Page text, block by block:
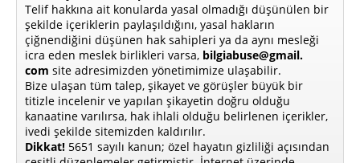
Telif hakkına ait konularda yasal olmadığı düşünülen bir
şekilde içeriklerin paylaşıldığını, yasal hakların
çiğnendiğini düşünen hak sahipleri ya da aynı mesleği
icra eden meslek birlikleri varsa, bilgiabuse@gmail.
com site adresimizden yönetimimize ulaşabilir.
Bize ulaşan tüm talep, şikayet ve görüşler büyük bir
titizle incelenir ve yapılan şikayetin doğru olduğu
kanaatine varılırsa, hak ihlali olduğu belirlenen içerikler,
ivedi şekilde sitemizden kaldırılır.
Dikkat! 5651 sayılı kanun; özel hayatın gizliliği açısından